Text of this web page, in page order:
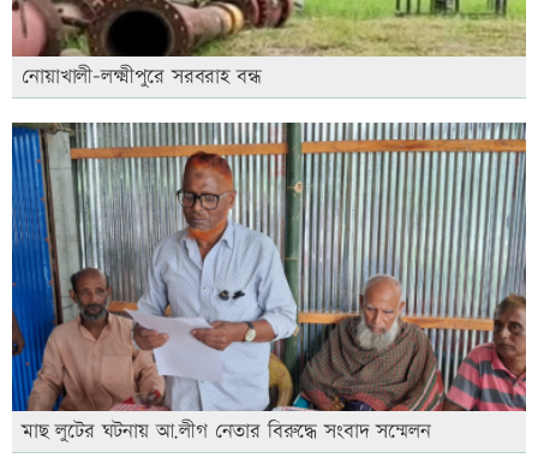
নোয়াখালী-লক্ষ্মীপুরে সরবরাহ বন্ধ
মাছ লুটের ঘটনায় আ.লীগ নেতার বিরুদ্ধে সংবাদ সম্মেলন